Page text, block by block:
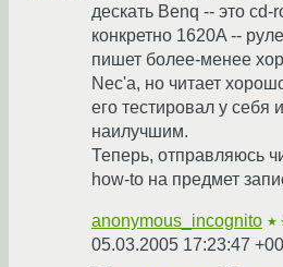
дескать Benq -- это
конкретно 1620A --
пишет более-менее
Nec'а, но читает
его тестировал у себя
наилучшим.
Теперь, отправляюсь
how-to на предмет
anonymous_incognito
05.03.2005 17:23:47